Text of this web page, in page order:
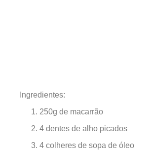
Ingredientes:
250g de macarrão
4 dentes de alho picados
4 colheres de sopa de óleo